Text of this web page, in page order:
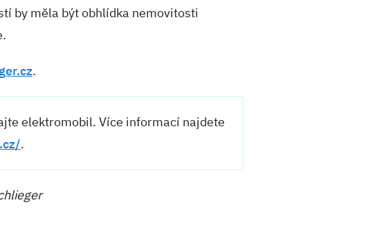
by měla být obhlídka nemovitosti
.
elektromobil. Více informací najdete
.